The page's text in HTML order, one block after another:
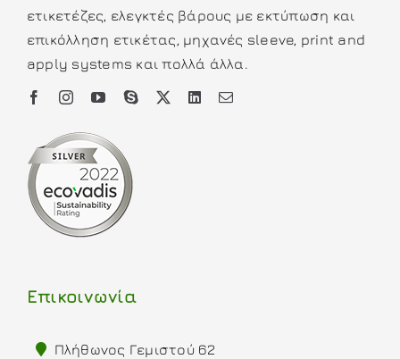
ετικετέζες, ελεγκτές βάρους με εκτύπωση και
επικόλληση ετικέτας, μηχανές sleeve, print and
apply systems και πολλά άλλα.
Επικοινωνία
Πλήθωνος Γεμιστού 62